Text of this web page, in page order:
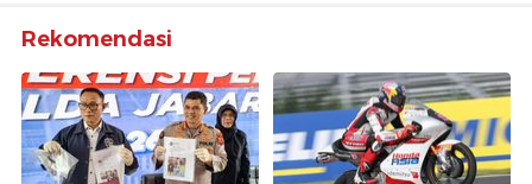
Rekomendasi